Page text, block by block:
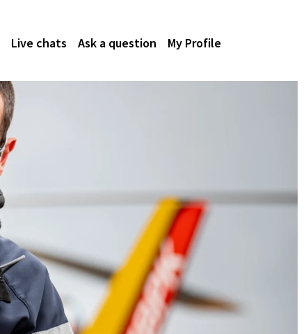
Live chats Ask a question My Profile